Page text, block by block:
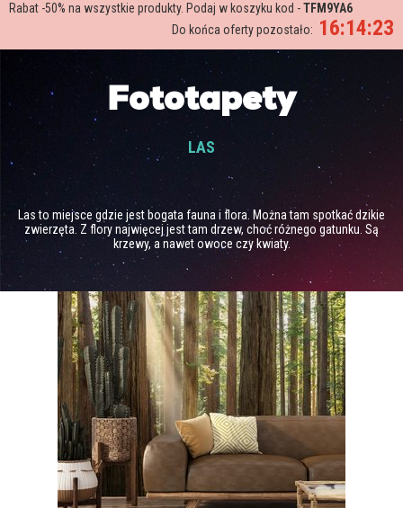
Rabat -50% na wszystkie produkty. Podaj w koszyku kod -TFM9YA6
16:14:22
Do końca oferty pozostało:
Fototapety
LAS
Las to miejsce gdzie jest bogata fauna i flora. Można tam spotkać dzikie
zwierzęta. Z flory najwięcej jest tam drzew, choć różnego gatunku. Są
krzewy, a nawet owoce czy kwiaty.